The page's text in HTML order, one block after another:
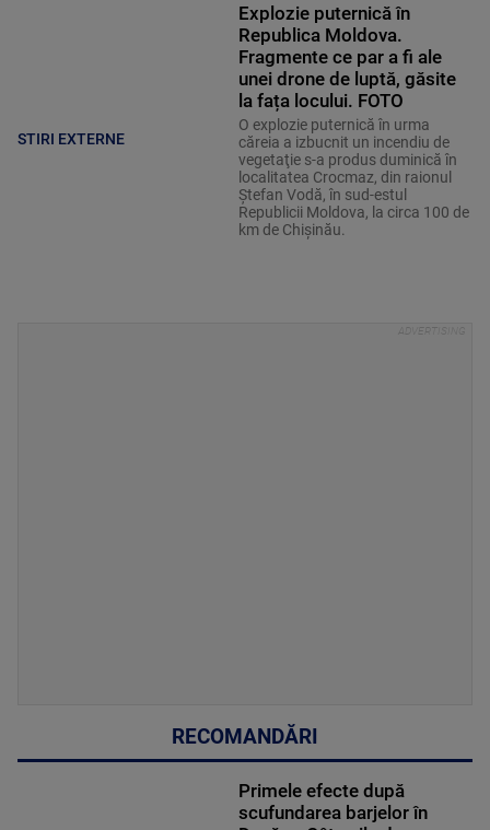
STIRI EXTERNE
Explozie puternică în
Republica Moldova.
Fragmente ce par a fi ale
unei drone de luptă, găsite
la fața locului. FOTO
O explozie puternică în urma
căreia a izbucnit un incendiu de
vegetaţie s-a produs duminică în
localitatea Crocmaz, din raionul
Ştefan Vodă, în sud-estul
Republicii Moldova, la circa 100 de
km de Chişinău.
RECOMANDĂRI
Primele efecte după
scufundarea barjelor în